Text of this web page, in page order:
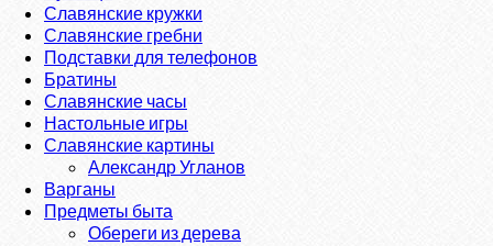
Славянские кружки
Славянские гребни
Подставки для телефонов
Братины
Славянские часы
Настольные игры
Славянские картины
Александр Угланов
Варганы
Предметы быта
Обереги из дерева